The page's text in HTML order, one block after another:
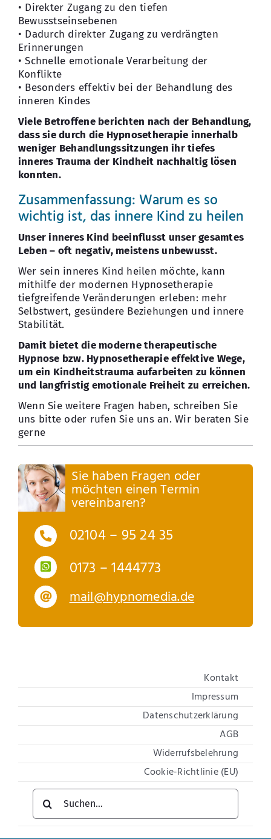
• Direkter Zugang zu den tiefen
Bewusstseinsebenen
• Dadurch direkter Zugang zu verdrängten
Erinnerungen
• Schnelle emotionale Verarbeitung der
Konflikte
• Besonders effektiv bei der Behandlung des
inneren Kindes
Viele Betroffene berichten nach der Behandlung,
dass sie durch die Hypnosetherapie innerhalb
weniger Behandlungssitzungen ihr tiefes
inneres Trauma der Kindheit nachhaltig lösen
konnten.
Zusammenfassung: Warum es so
wichtig ist, das innere Kind zu heilen
Unser inneres Kind beeinflusst unser gesamtes
Leben – oft negativ, meistens unbewusst.
Wer sein inneres Kind heilen möchte, kann
mithilfe der modernen Hypnosetherapie
tiefgreifende Veränderungen erleben: mehr
Selbstwert, gesündere Beziehungen und innere
Stabilität.
Damit bietet die moderne therapeutische
Hypnose bzw. Hypnosetherapie effektive Wege,
um ein Kindheitstrauma aufarbeiten zu können
und langfristig emotionale Freiheit zu erreichen.
Wenn Sie weitere Fragen haben, schreiben Sie
uns bitte oder rufen Sie uns an. Wir beraten Sie
gerne
Sie haben Fragen oder
möchten einen Termin
vereinbaren?
02104 – 95 24 35
0173 – 1444773
mail@hypnomedia.de
Kontakt
Impressum
Datenschutzerklärung
AGB
Widerrufsbelehrung
Cookie-Richtlinie (EU)
Suche
nach: